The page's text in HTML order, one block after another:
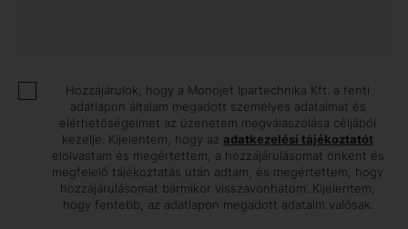
Hozzájárulok, hogy a Monojet Ipartechnika Kft. a fenti
adatlapon általam megadott személyes adataimat és
elérhetőségeimet az üzenetem megválaszolása céljából
kezelje. Kijelentem, hogy az adatkezelési tájékoztatót
elolvastam és megértettem, a hozzájárulásomat önként és
megfelelő tájékoztatás után adtam, és megértettem, hogy
hozzájárulásomat bármikor visszavonhatom. Kijelentem,
hogy fentebb, az adatlapon megadott adataim valósak.